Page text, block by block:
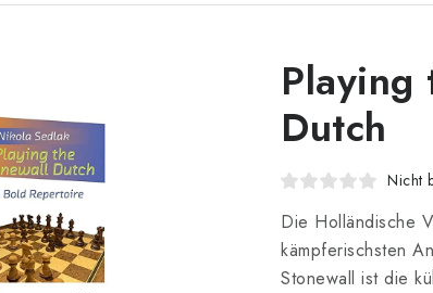
Playing
Dutch
Nicht
Die Holländische
kämpferischsten
Stonewall ist die